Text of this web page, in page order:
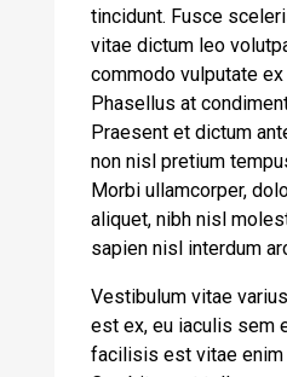
tincidunt. Fusce
vitae dictum leo
commodo vulputate
Phasellus at
Praesent et dictum
non nisl pretium
Morbi ullamcorper,
aliquet, nibh nisl
sapien nisl interdum
Vestibulum vitae
est ex, eu iaculis sem
facilisis est vitae enim